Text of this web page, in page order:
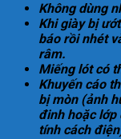
Không dùng
Khi giày bị
báo rồi nhét
râm.
Miếng lót có
Khuyến cáo
bị mòn (ảnh
đinh hoặc lớp
tính cách